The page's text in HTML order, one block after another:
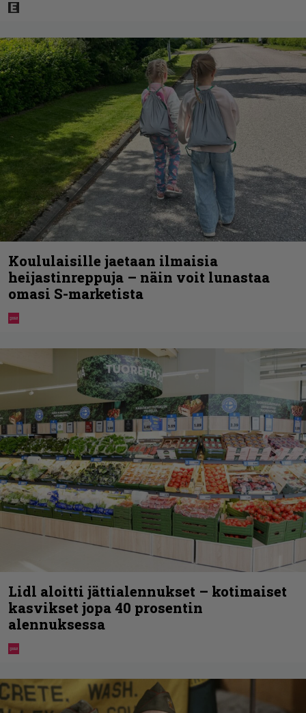
Koululaisille jaetaan ilmaisia
heijastinreppuja – näin voit lunastaa
omasi S-marketista
Lidl aloitti jättialennukset – kotimaiset
kasvikset jopa 40 prosentin
alennuksessa